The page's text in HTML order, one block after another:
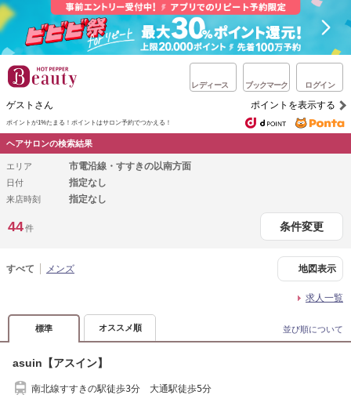
レディース ブックマーク ログイン
ゲストさん ポイントを表示する
ポイントが1%たまる！ ポイントはサロン予約でつかえる！
ヘアサロンの検索結果
エリア 市電沿線・すすきの以南方面
日付 指定なし
来店時刻 指定なし
44件 条件変更
すべて メンズ 地図表示
求人一覧
標準 オススメ順 並び順について
asuin【アスイン】
南北線すすきの駅徒歩3分 大通駅徒歩5分